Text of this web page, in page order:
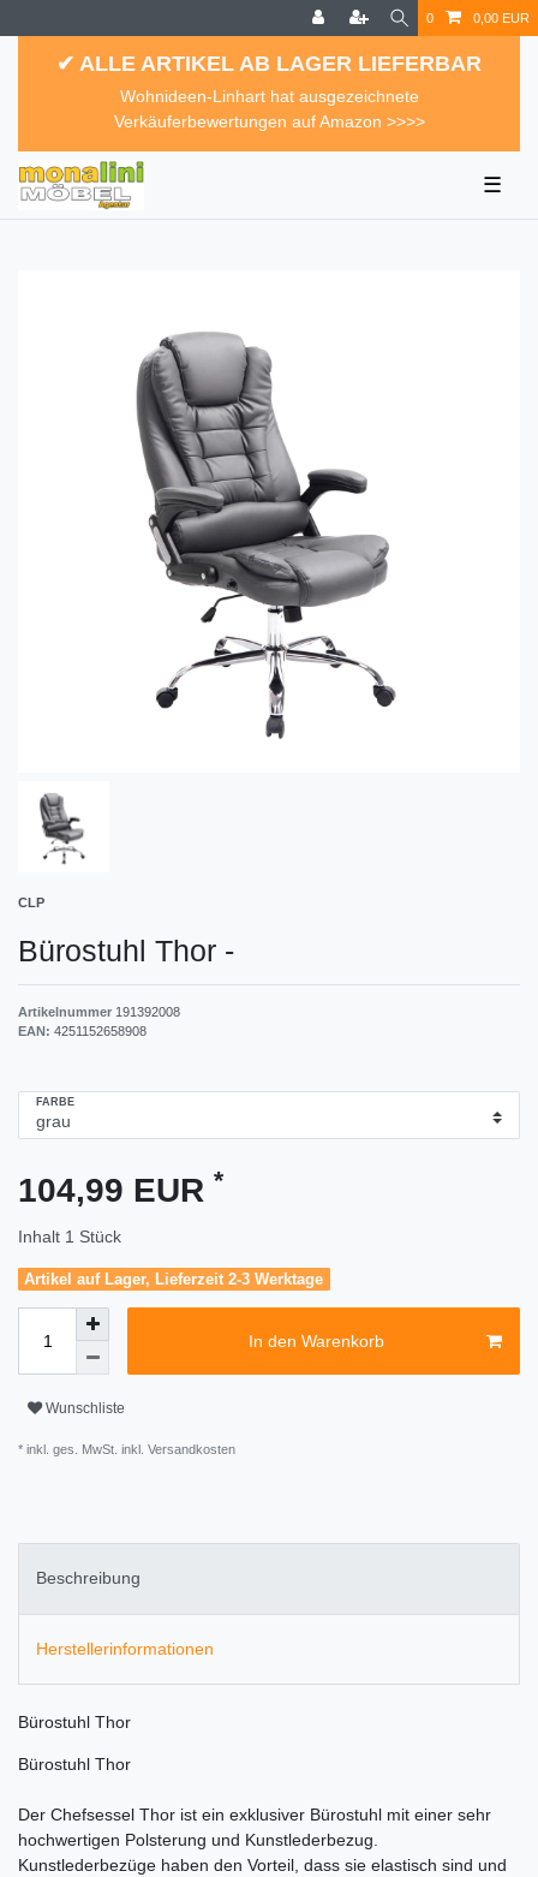
0 0,00 EUR
✔ ALLE ARTIKEL AB LAGER LIEFERBAR
Wohnideen-Linhart hat ausgezeichnete
Verkäuferbewertungen auf Amazon >>>>
☰
CLP
Bürostuhl Thor -
Artikelnummer 191392008
EAN: 4251152658908
FARBE
104,99 EUR *
Inhalt 1 Stück
Artikel auf Lager, Lieferzeit 2-3 Werktage
In den Warenkorb
Wunschliste
* inkl. ges. MwSt. inkl. Versandkosten
Beschreibung
Herstellerinformationen
Bürostuhl Thor
Bürostuhl Thor
Der Chefsessel Thor ist ein exklusiver Bürostuhl mit einer sehr
hochwertigen Polsterung und Kunstlederbezug.
Kunstlederbezüge haben den Vorteil, dass sie elastisch sind und